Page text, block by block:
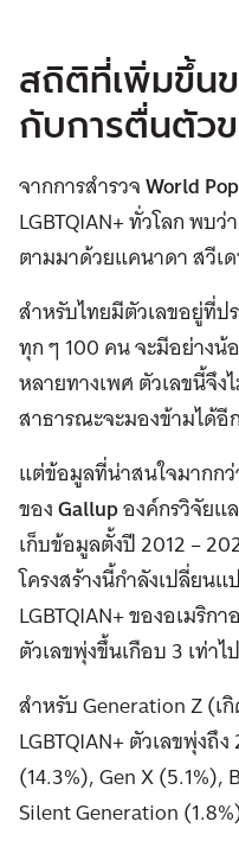
สถิติที่เพิ่มขึ้นข
กับการตื่นตัว
จากการสำรวจWorld
LGBTQIAN+ ทั่วโลก พบ
ตามมาด้วยแคนาดา สวีเ
สำหรับไทยมีตัวเลขอยู่ที่ป
ทุก ๆ 100 คน จะมีอย่าง
หลายทางเพศ ตัวเลขนี้จึ
สาธารณะจะมองข้ามได้อี
แต่ข้อมูลที่น่าสนใจมากก
ของGallupองค์กรวิจัยแ
เก็บข้อมูลตั้งปี 2012 –
โครงสร้างนี้กำลังเปลี่ยน
LGBTQIAN+ ของอเมริก
ตัวเลขพุ่งขึ้นเกือบ 3 เท่า
สำหรับ Generation Z (เ
LGBTQIAN+ ตัวเลขพุ่งถึ
(14.3%), Gen X
Silent Generation